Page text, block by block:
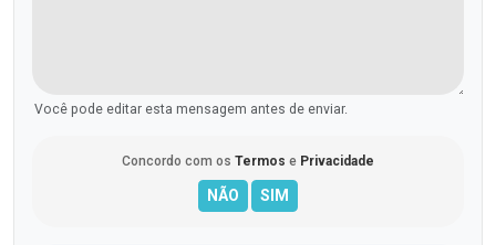
Você pode editar esta mensagem antes de enviar.
Concordo com os Termos e Privacidade